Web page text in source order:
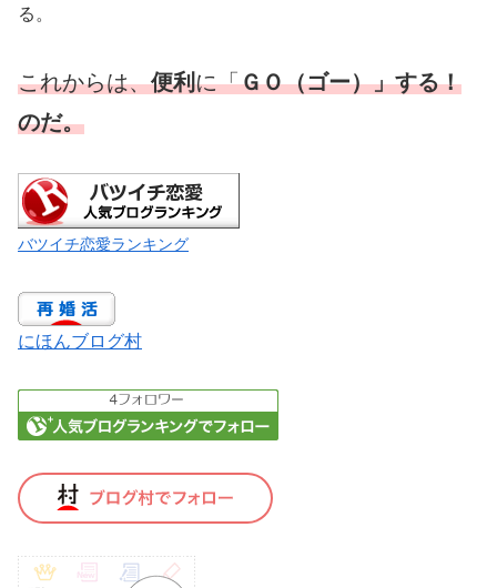
る。
これからは、便利に「ＧＯ（ゴー）」する！
のだ。
バツイチ恋愛ランキング
にほんブログ村